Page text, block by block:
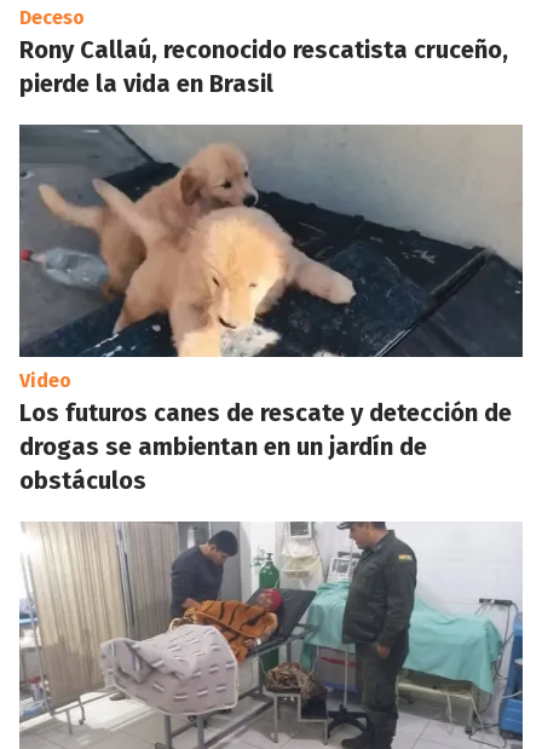
Deceso
Rony Callaú, reconocido rescatista cruceño,
pierde la vida en Brasil
Video
Los futuros canes de rescate y detección de
drogas se ambientan en un jardín de
obstáculos